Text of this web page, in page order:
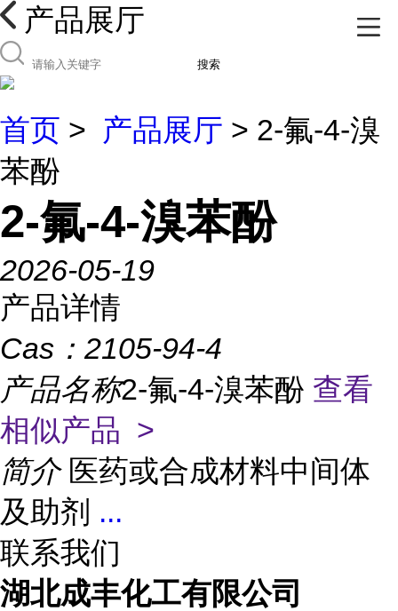
产品展厅
搜索
首页 > 产品展厅 > 2-氟-4-溴
苯酚
2-氟-4-溴苯酚
2026-05-19
产品详情
Cas： 2105-94-4
产品名称2-氟-4-溴苯酚 查看
相似产品 >
简介 医药或合成材料中间体
及助剂 ...
联系我们
湖北成丰化工有限公司